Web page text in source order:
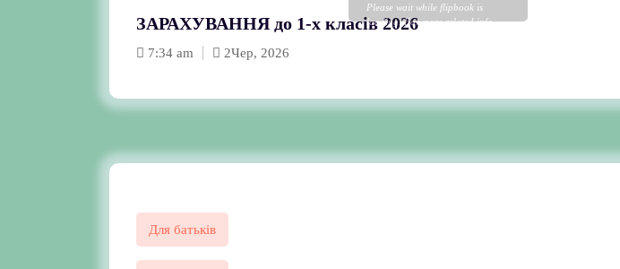
ЗАРАХУВАННЯ до 1-х класів 2026
Please wait while flipbook is
loading. For more related info,
7:34 am 2Чер, 2026
Для батьків